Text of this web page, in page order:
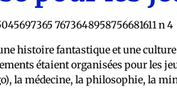
histoire fantastique et une
étaient organisées pour les
la médecine, la philosophie, la